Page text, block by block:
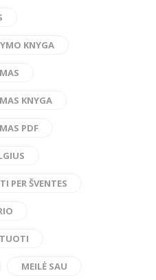
KNYGA
KNYGA
PDF
PER ŠVENTES
MEILĖ SAU